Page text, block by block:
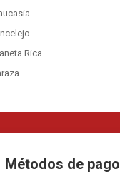
Rica
Métodos de pago